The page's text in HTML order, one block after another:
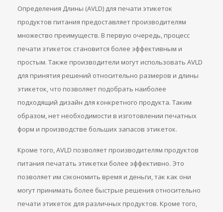
Определения Длины (AVLD) для печати этикеток
продуктов питания предоставляет производителям
множество преимуществ. В первую очередь, процесс
печати этикеток становится более эффективным и
простым. Также производители могут использовать AVLD
для принятия решений относительно размеров и длины
этикеток, что позволяет подобрать наиболее
подходящий дизайн для конкретного продукта. Таким
образом, нет необходимости в изготовлении печатных
форм и производстве больших запасов этикеток.
Кроме того, AVLD позволяет производителям продуктов
питания печатать этикетки более эффективно. Это
позволяет им сэкономить время и деньги, так как они
могут принимать более быстрые решения относительно
печати этикеток для различных продуктов. Кроме того,